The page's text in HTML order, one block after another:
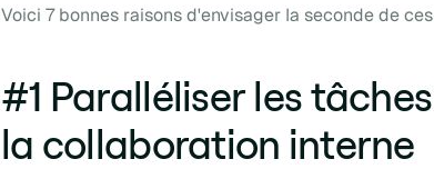
Voici 7 bonnes raisons d'envisager la seconde de
#1 Paralléliser les
la collaboration interne